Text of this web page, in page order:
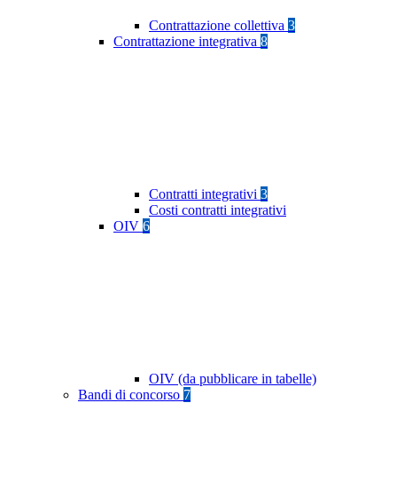
Contrattazione collettiva 3
Contrattazione integrativa 8
Contratti integrativi 3
Costi contratti integrativi
OIV 6
OIV (da pubblicare in tabelle)
Bandi di concorso 7